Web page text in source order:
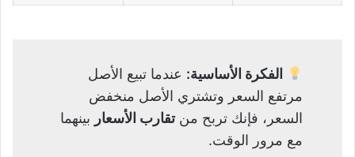
الفكرة الأساسية: عندما تبيع الأصل
مرتفع السعر وتشتري الأصل منخفض
السعر، فإنك تربح منتقارب الأسعار بينهما
مع مرور الوقت.